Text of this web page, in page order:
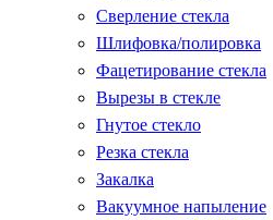
Сверление стекла
Шлифовка/полировка
Фацетирование стекла
Вырезы в стекле
Гнутое стекло
Резка стекла
Закалка
Вакуумное напыление